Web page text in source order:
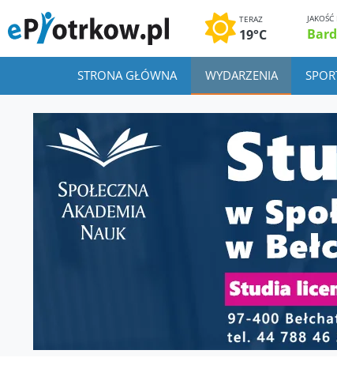
TERAZ
19°C
STRONA GŁÓWNA WYDARZENIA